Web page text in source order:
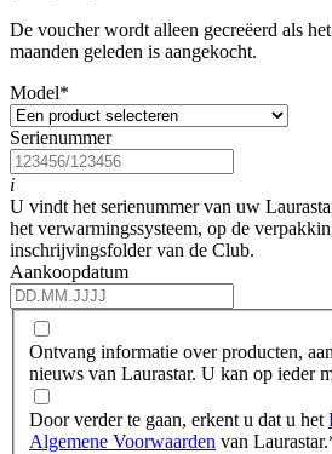
De voucher wordt alleen gecreëerd als
maanden geleden is aangekocht.
Model*
Serienummer
i
U vindt het serienummer van uw
het verwarmingssysteem, op de
inschrijvingsfolder van de Club.
Aankoopdatum
Ontvang informatie over producten,
nieuws van Laurastar. U kan op ieder
Door verder te gaan, erkent u dat u het
Algemene Voorwaarden van Laurastar.